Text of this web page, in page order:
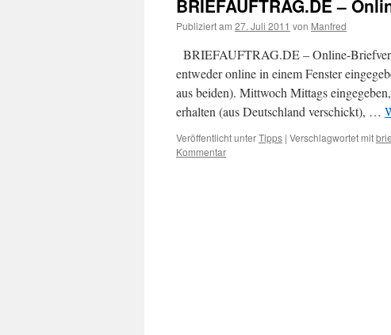
BRIEFAUFTRAG.DE –
Publiziert am 27. Juli 2011 von Manfred
BRIEFAUFTRAG.DE – Online-
entweder online in einem Fenster
aus beiden). Mittwoch Mittags
erhalten (aus Deutschland verschickt), …
Veröffentlicht unterTipps | Verschlagwortet mit
Kommentar